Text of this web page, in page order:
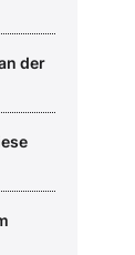
der